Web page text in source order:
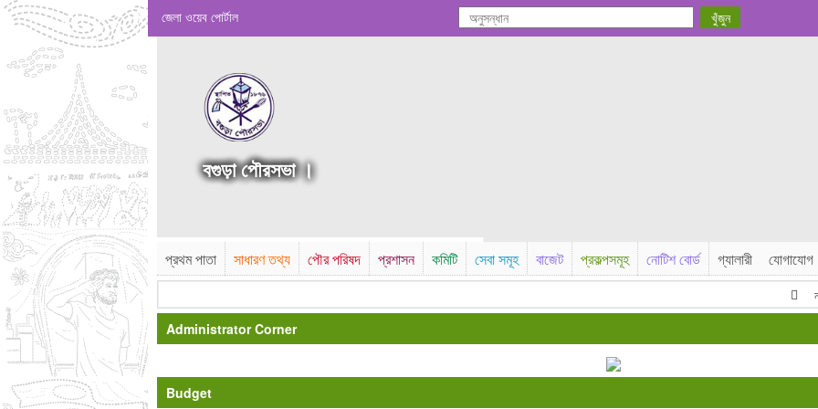
জেলা ওয়েব পোর্টাল
বগুড়া পৌরসভা ।
প্রথম পাতা সাধারণ তথ্য পৌর পরিষদ প্রশাসন কমিটি সেবা সমূহ বাজেট প্রকল্পসমূহ নোটিশ বোর্ড গ্যালারী যোগাযোগ
নবসৃষ্ট
Administrator Corner
Budget